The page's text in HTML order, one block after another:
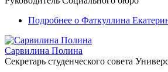
Подробнее о Фаткуллина
Сарвилина Полина
Секретарь студенческого совета